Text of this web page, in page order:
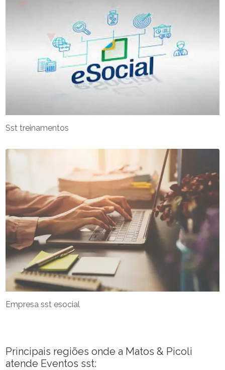
Sst treinamentos
Empresa sst esocial
Principais regiões onde a Matos & Picoli
atende Eventos sst: